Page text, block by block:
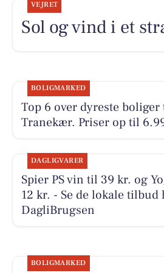
VEJRET
Sol og vind i et
BOLIGMARKED
Top 6 over dyreste
Tranekær. Priser op til
DAGLIGVARER
Spier PS vin til 39 kr. og
12 kr. - Se de lokale tilbud
DagliBrugsen
BOLIGMARKED